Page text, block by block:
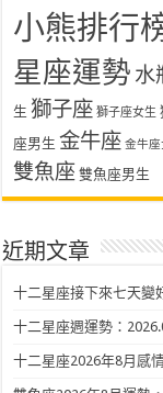
小熊排行
星座運勢 水
生 獅子座 獅子座女生
座男生 金牛座 金牛座
雙魚座 雙魚座男生
近期文章
十二星座接下來七天變
十二星座週運勢：
十二星座2026年8月感